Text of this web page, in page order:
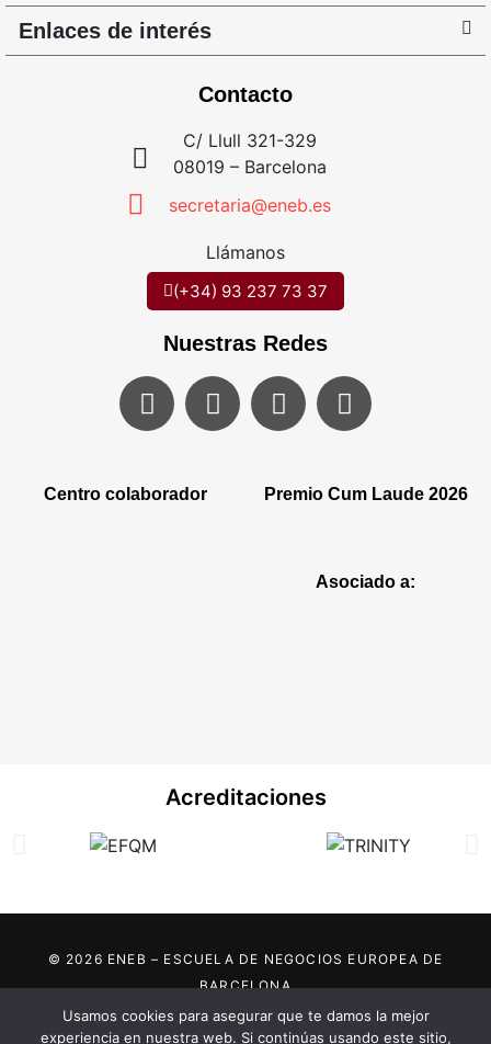
Enlaces de interés
Contacto
C/ Llull 321-329
08019 – Barcelona
secretaria@eneb.es
Llámanos
(+34) 93 237 73 37
Nuestras Redes
Centro colaborador Premio Cum Laude 2026
Asociado a:
Acreditaciones
© 2026 ENEB – ESCUELA DE NEGOCIOS EUROPEA DE
BARCELONA
Marca registrada por:
Usamos cookies para asegurar que te damos la mejor
experiencia en nuestra web. Si continúas usando este sitio,